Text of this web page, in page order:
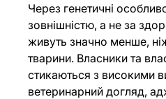
Через генетичні
зовнішністю, а не за
живуть значно менше,
тварини. Власники та
стикаються з високими
ветеринарний догляд,